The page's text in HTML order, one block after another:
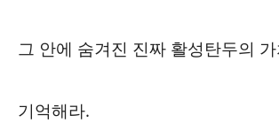
그 안에 숨겨진 진짜 활성탄두의
기억해라.